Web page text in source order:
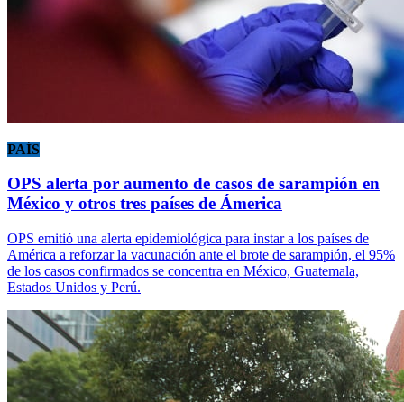
PAÍS
OPS alerta por aumento de casos de sarampión en
México y otros tres países de Ámerica
OPS emitió una alerta epidemiológica para instar a los países de
América a reforzar la vacunación ante el brote de sarampión, el 95%
de los casos confirmados se concentra en México, Guatemala,
Estados Unidos y Perú.